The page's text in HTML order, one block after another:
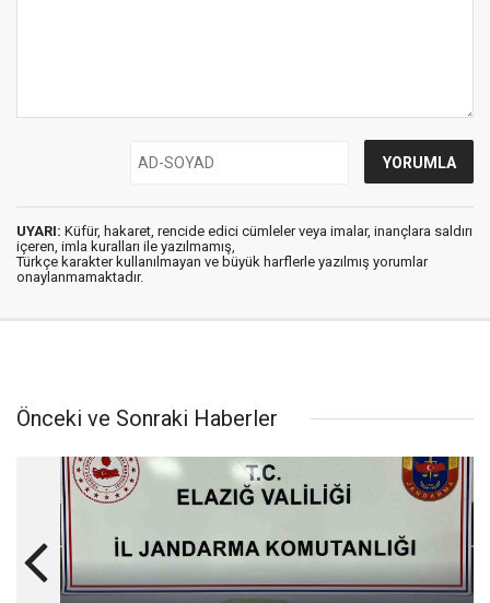
UYARI: Küfür, hakaret, rencide edici cümleler veya imalar, inançlara saldırı
içeren, imla kuralları ile yazılmamış,
Türkçe karakter kullanılmayan ve büyük harflerle yazılmış yorumlar
onaylanmamaktadır.
Önceki ve Sonraki Haberler